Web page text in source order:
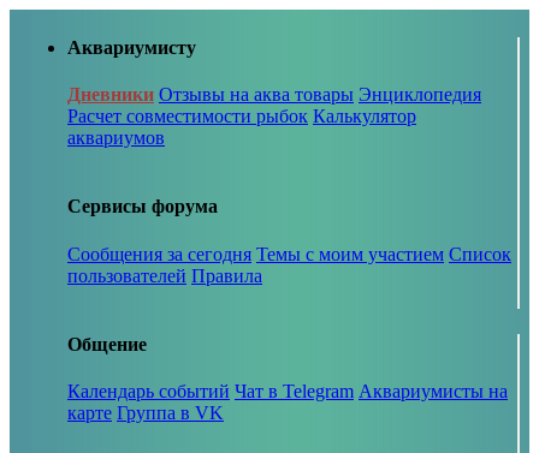
Аквариумисту
Дневники Отзывы на аква товары Энциклопедия
Расчет совместимости рыбок Калькулятор
аквариумов
Сервисы форума
Сообщения за сегодня Темы с моим участием Список
пользователей Правила
Общение
Календарь событий Чат в Telegram Аквариумисты на
карте Группа в VK